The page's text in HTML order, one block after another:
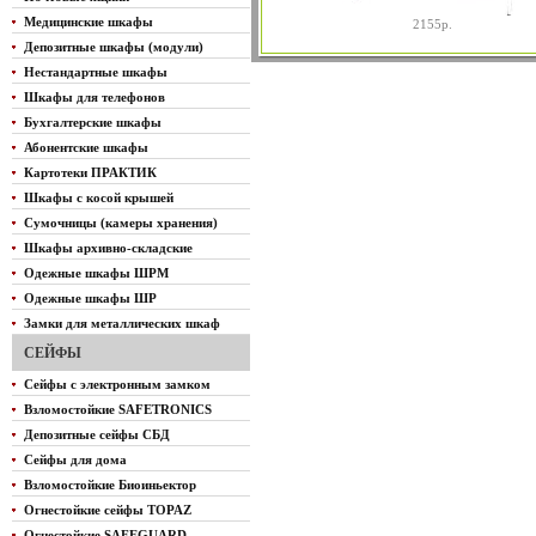
Медицинские шкафы
Депозитные шкафы (модули)
Нестандартные шкафы
Шкафы для телефонов
Бухгалтерские шкафы
Абонентские шкафы
Картотеки ПРАКТИК
Шкафы с косой крышей
Сумочницы (камеры хранения)
Шкафы архивно-складские
Одежные шкафы ШРМ
Одежные шкафы ШР
Замки для металлических шкаф
СЕЙФЫ
Сейфы с электронным замком
Взломостойкие SAFETRONICS
Депозитные сейфы СБД
Сейфы для дома
Взломостойкие Биоиньектор
Огнестойкие сейфы TOPAZ
2155р.